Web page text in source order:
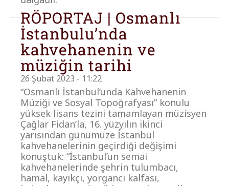
RÖPORTAJ | Osmanlı
İstanbulu’nda
kahvehanenin ve
müziğin tarihi
26 Şubat 2023 - 11:22
“Osmanlı İstanbul’unda Kahvehanenin
Müziği ve Sosyal Topoğrafyası” konulu
yüksek lisans tezini tamamlayan müzisyen
Çağlar Fidan’la, 16. yüzyılın ikinci
yarısından günümüze İstanbul
kahvehanelerinin geçirdiği değişimi
konuştuk: “İstanbul’un semai
kahvehanelerinde şehrin tulumbacı,
hamal, kayıkçı, yorgancı kalfası,